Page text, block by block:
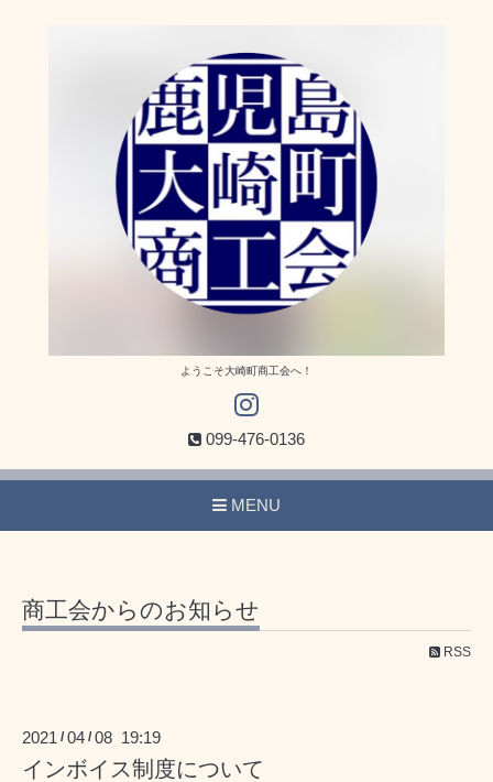
ようこそ大崎町商工会へ！
099-476-0136
MENU
商工会からのお知らせ
RSS
2021 /04 /08 19:19
インボイス制度について